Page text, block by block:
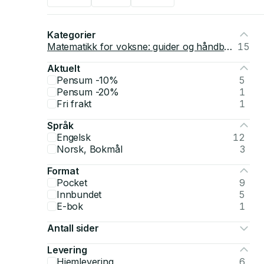
Kategorier
Matematikk for voksne: guider og håndbøker 15
Aktuelt
Pensum -10%
5
Pensum -20%
1
Fri frakt
1
Språk
Engelsk
12
Norsk, Bokmål
3
Format
Pocket
9
Innbundet
5
E-bok
1
Antall sider
Levering
Hjemlevering
6